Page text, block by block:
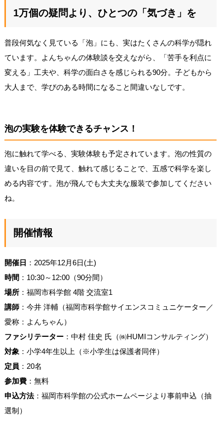
1万個の疑問より、ひとつの「気づき」を
普段何気なく見ている「泡」にも、実はたくさんの科学が隠れ
ています。よんちゃんの体験談を交えながら、「苦手を利点に
変える」工夫や、科学の面白さを感じられる90分。子どもから
大人まで、学びのある時間になること間違いなしです。
泡の実験を体験できるチャンス！
泡に触れて学べる、実験体験も予定されています。泡の性質の
違いを目の前で見て、触れて感じることで、五感で科学を楽し
める内容です。泡が飛んでも大丈夫な服装で参加してください
ね。
開催情報
開催日 ：2025年12月6日(土)
時間 ：10:30～12:00（90分間）
場所：福岡市科学館 4階 交流室1
講師：今井 洋輔（福岡市科学館サイエンスコミュニケーター／
愛称：よんちゃん）
ファシリテーター：中村 佳史 氏（㈱HUMIコンサルティング）
対象 ：小学4年生以上（※小学生は保護者同伴）
定員 ：20名
参加費：無料
申込方法：福岡市科学館の公式ホームページより事前申込（抽
選制）